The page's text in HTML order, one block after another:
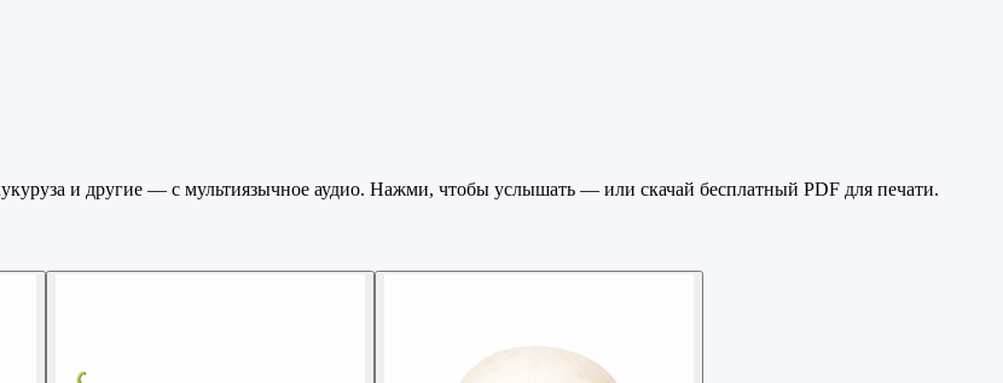
и другие — с мультиязычное аудио. Нажми, чтобы услышать — или скачай бесплатный PDF для печати.